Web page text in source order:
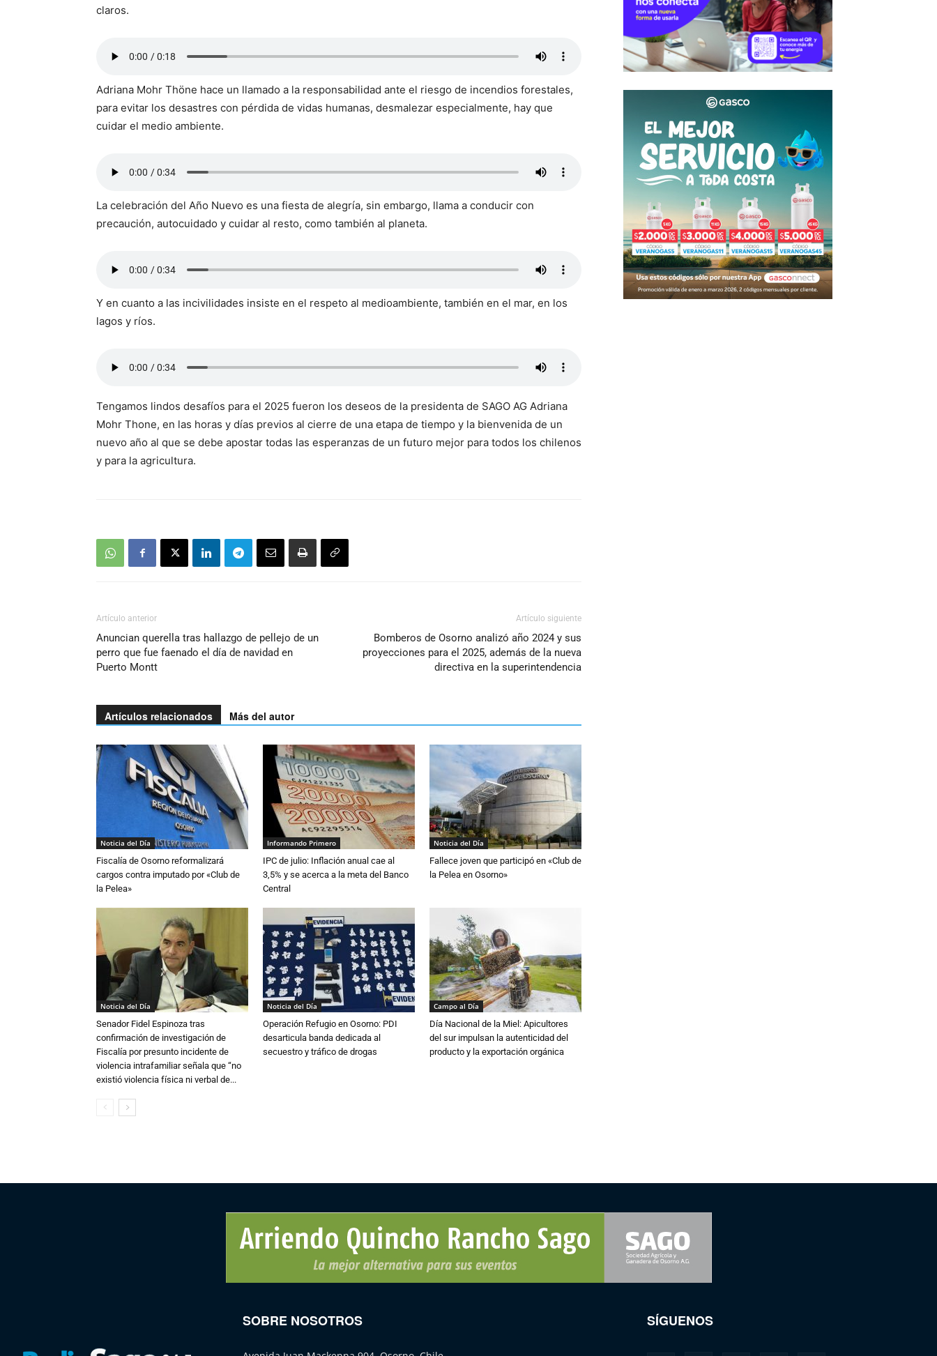
claros.
Adriana Mohr Thöne hace un llamado a la responsabilidad ante el riesgo de incendios forestales,
para evitar los desastres con pérdida de vidas humanas, desmalezar especialmente, hay que
cuidar el medio ambiente.
La celebración del Año Nuevo es una fiesta de alegría, sin embargo, llama a conducir con
precaución, autocuidado y cuidar al resto, como también al planeta.
Y en cuanto a las incivilidades insiste en el respeto al medioambiente, también en el mar, en los
lagos y ríos.
Tengamos lindos desafíos para el 2025 fueron los deseos de la presidenta de SAGO AG Adriana
Mohr Thone, en las horas y días previos al cierre de una etapa de tiempo y la bienvenida de un
nuevo año al que se debe apostar todas las esperanzas de un futuro mejor para todos los chilenos
y para la agricultura.
Artículo anterior
Anuncian querella tras hallazgo de pellejo de un
perro que fue faenado el día de navidad en
Puerto Montt
Artículo siguiente
Bomberos de Osorno analizó año 2024 y sus
proyecciones para el 2025, además de la nueva
directiva en la superintendencia
Artículos relacionados Más del autor
Noticia del Día
Fiscalía de Osorno reformalizará
cargos contra imputado por «Club de
la Pelea»
Informando Primero
IPC de julio: Inflación anual cae al
3,5% y se acerca a la meta del Banco
Central
Noticia del Día
Fallece joven que participó en «Club de
la Pelea en Osorno»
Noticia del Día
Senador Fidel Espinoza tras
confirmación de investigación de
Fiscalía por presunto incidente de
violencia intrafamiliar señala que “no
existió violencia física ni verbal de...
Noticia del Día
Operación Refugio en Osorno: PDI
desarticula banda dedicada al
secuestro y tráfico de drogas
Campo al Día
Día Nacional de la Miel: Apicultores
del sur impulsan la autenticidad del
producto y la exportación orgánica
SOBRE NOSOTROS SÍGUENOS